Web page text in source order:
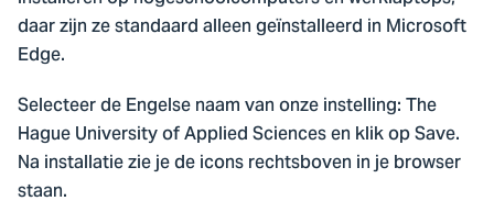
daar zijn ze standaard alleen geïnstalleerd in Microsoft
Edge.
Selecteer de Engelse naam van onze instelling: The
Hague University of Applied Sciences en klik op Save.
Na installatie zie je de icons rechtsboven in je browser
staan.